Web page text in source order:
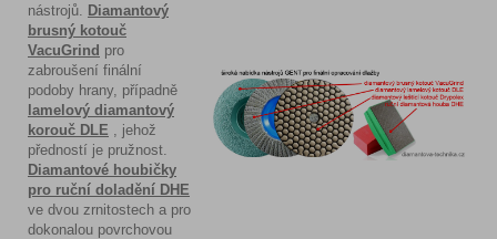
nástrojů. Diamantový
brusný kotouč
VacuGrind pro
zabroušení finální
podoby hrany, případně
lamelový diamantový
korouč DLE , jehož
předností je pružnost.
Diamantové houbičky
pro ruční doladění DHE
ve dvou zrnitostech a pro
dokonalou povrchovou